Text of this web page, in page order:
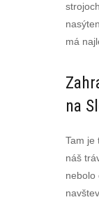
má
na
Tam je
náš
nebolo